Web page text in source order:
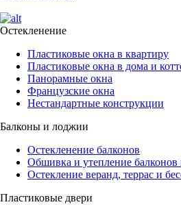
Остекленение
Пластиковые окна в квартиру
Пластиковые окна в дома и
Панорамные окна
Французские окна
Нестандартные конструкции
Балконы и лоджии
Остекленение балконов
Обшивка и утепление
Остекление веранд, террас и
Пластиковые двери